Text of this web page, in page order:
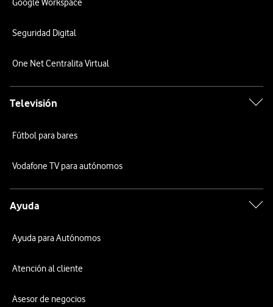
Google Workspace
Seguridad Digital
One Net Centralita Virtual
Televisión
Fútbol para bares
Vodafone TV para autónomos
Ayuda
Ayuda para Autónomos
Atención al cliente
Asesor de negocios